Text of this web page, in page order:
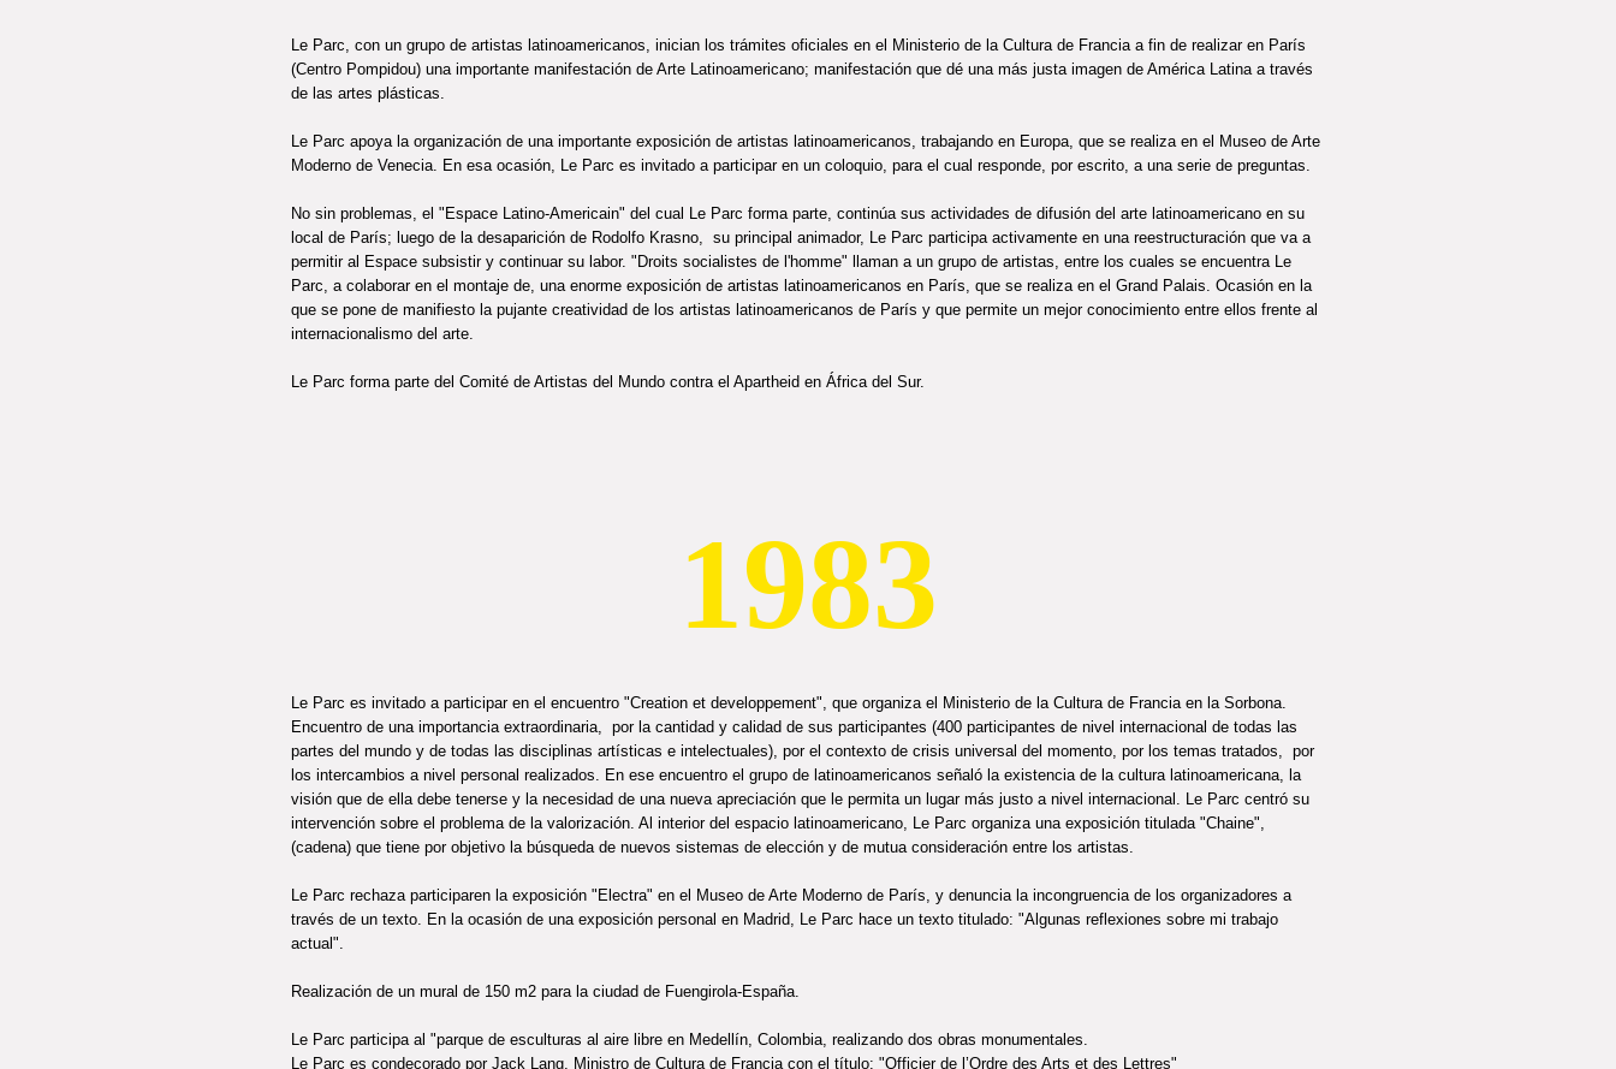
Le Parc, con un grupo de artistas latinoamericanos, inician los trámites oficiales en el Ministerio de la Cultura de Francia a fin de realizar en París
(Centro Pompidou) una importante manifestación de Arte Latinoamericano; manifestación que dé una más justa imagen de América Latina a través
de las artes plásticas.
Le Parc apoya la organización de una importante exposición de artistas latinoamericanos, trabajando en Europa, que se realiza en el Museo de Arte
Moderno de Venecia. En esa ocasión, Le Parc es invitado a participar en un coloquio, para el cual responde, por escrito, a una serie de preguntas.
No sin problemas, el "Espace Latino-Americain" del cual Le Parc forma parte, continúa sus actividades de difusión del arte latinoamericano en su
local de París; luego de la desaparición de Rodolfo Krasno, su principal animador, Le Parc participa activamente en una reestructuración que va a
permitir al Espace subsistir y continuar su labor. "Droits socialistes de l'homme" llaman a un grupo de artistas, entre los cuales se encuentra Le
Parc, a colaborar en el montaje de, una enorme exposición de artistas latinoamericanos en París, que se realiza en el Grand Palais. Ocasión en la
que se pone de manifiesto la pujante creatividad de los artistas latinoamericanos de París y que permite un mejor conocimiento entre ellos frente al
internacionalismo del arte.
Le Parc forma parte del Comité de Artistas del Mundo contra el Apartheid en África del Sur.
1983
Le Parc es invitado a participar en el encuentro "Creation et developpement", que organiza el Ministerio de la Cultura de Francia en la Sorbona.
Encuentro de una importancia extraordinaria, por la cantidad y calidad de sus participantes (400 participantes de nivel internacional de todas las
partes del mundo y de todas las disciplinas artísticas e intelectuales), por el contexto de crisis universal del momento, por los temas tratados, por
los intercambios a nivel personal realizados. En ese encuentro el grupo de latinoamericanos señaló la existencia de la cultura latinoamericana, la
visión que de ella debe tenerse y la necesidad de una nueva apreciación que le permita un lugar más justo a nivel internacional. Le Parc centró su
intervención sobre el problema de la valorización. Al interior del espacio latinoamericano, Le Parc organiza una exposición titulada "Chaine",
(cadena) que tiene por objetivo la búsqueda de nuevos sistemas de elección y de mutua consideración entre los artistas.
Le Parc rechaza participaren la exposición "Electra" en el Museo de Arte Moderno de París, y denuncia la incongruencia de los organizadores a
través de un texto. En la ocasión de una exposición personal en Madrid, Le Parc hace un texto titulado: "Algunas reflexiones sobre mi trabajo
actual".
Realización de un mural de 150 m2 para la ciudad de Fuengirola-España.
Le Parc participa al "parque de esculturas al aire libre en Medellín, Colombia, realizando dos obras monumentales.
Le Parc es condecorado por Jack Lang, Ministro de Cultura de Francia con el título: "Officier de l’Ordre des Arts et des Lettres"